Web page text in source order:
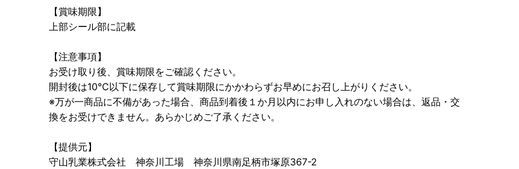
【賞味期限】
上部シール部に記載
【注意事項】
お受け取り後、賞味期限をご確認ください。
開封後は10℃以下に保存して賞味期限にかかわらずお早めにお召し上がりください。
※万が一商品に不備があった場合、商品到着後１か月以内にお申し入れのない場合は、返品・交
換をお受けできません。あらかじめご了承ください。
【提供元】
守山乳業株式会社 神奈川工場 神奈川県南足柄市塚原367-2